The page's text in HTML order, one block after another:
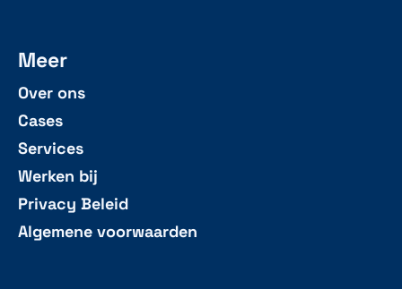
Meer
Over ons
Cases
Services
Werken bij
Privacy Beleid
Algemene voorwaarden